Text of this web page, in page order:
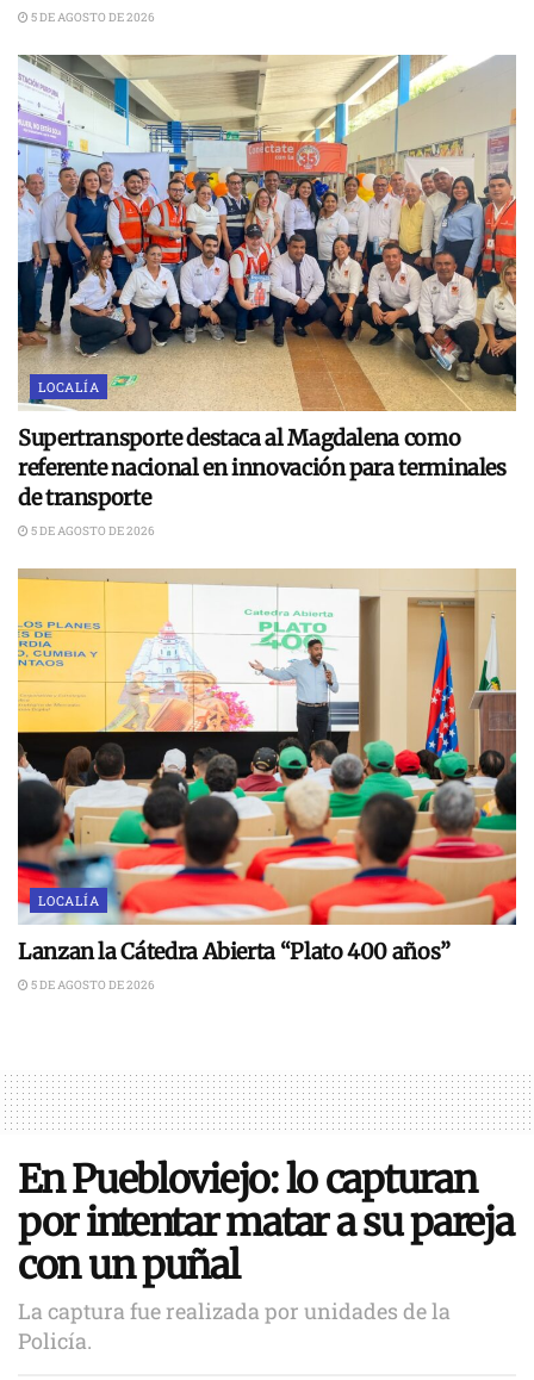
5 DE AGOSTO DE 2026
LOCALÍA
Supertransporte destaca al Magdalena como
referente nacional en innovación para terminales
de transporte
5 DE AGOSTO DE 2026
LOCALÍA
Lanzan la Cátedra Abierta “Plato 400 años”
5 DE AGOSTO DE 2026
En Puebloviejo: lo capturan
por intentar matar a su pareja
con un puñal
La captura fue realizada por unidades de la
Policía.